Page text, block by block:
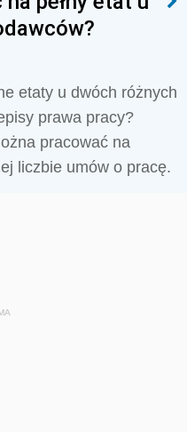
etaty u dwóch różnych
prawa pracy?
pracować na
liczbie umów o pracę.